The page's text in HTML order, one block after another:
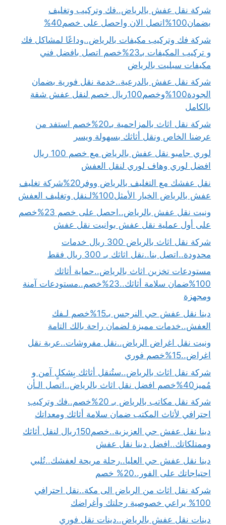
شركة نقل عفش بالرياض..فك وتركيب وتغليف
بضمان100%اتصل الان واحصل على خصم40%
شركة فك وتركيب مكيفات بالرياض..وداعًا لمشاكل فك
و تركيب المكيفات بـ23%خصم اتصل بافضل فني
مكيفات سبليت بالرياض
شركة نقل عفش بالدرعية..خدمة نقل فورية بضمان
الجودة100%وخصم100ريال خصم لنقل عفش شقة
بالكامل
شركة نقل اثاث بالمزاحمية بـ20%خصم استفد من
عرضنا الخاص ونقل أثاثك بسهولة ويسر
لوري جامبو نقل عفش بالرياض مع خصم 100 ريال
افضل لوري وهاف لوري لنقل العفش
نقل عفشك مع التغليف بالرياض ووفر20%شركة تغليف
عفش بالرياض الخيار الأمثل100%لـنقل وتغليف العفش
ونيت نقل عفش بالرياض..احصل على خصم 23%خصم
على أول عملية نقل عفش بوانيت نقل عفش
شركة نقل اثاث بالرياض 300 ريال خدمات
محدودة..اتصل بنا..نقل اثاثك بـ 300 ريال فقط
مستودعات تخزين اثاث بالرياض..حماية أثاثك
100%ضمان سلامة أثاثك..23%خصم..مستودعات آمنة
ومجهزة
دينا نقل عفش حي النرجس بـ15%خصم لـفك
العفش..خدمات مميزة لضمان راحة بالك التامة
ونيت نقل اغراض الرياض..نقل مفروشات..عربة نقل
اغراض..15%خصم فوري
شركة نقل اثاث بالرياض..ستُنقل أثاثك بِشكلٍ آمن و
مُميز40%خصم افضل نقل اثاث بالرياض..اتصل الـأن
شركة نقل مكاتب بالرياض بـ 20%خصم..فك وتركيب
احترافي لأثاث المكتب ضمان سلامة أثاثك ومعداتك
دينا نقل عفش حي العزيزية..خصم150ريال لنقل أثاثك
وممتلكاتك..افضل دينا نقل عفش
دينا نقل عفش حي العليا..رحلة مريحة لعفشك..تُلبي
احتياجاتك على الفور..20% خصم
شركة نقل اثاث من الرياض الى مكة..نقل احترافي
100% يراعي خصوصية رحلتك وأغراضك
دينات نقل عفش بالرياض..دينات نقل فوري